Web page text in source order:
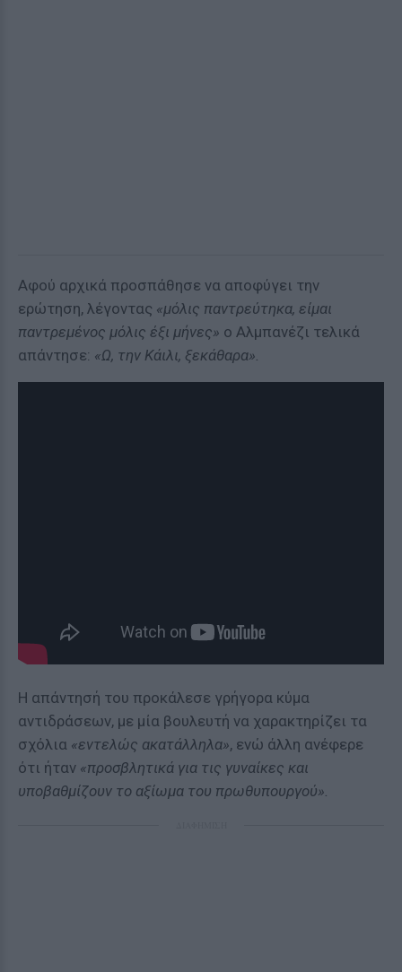
Αφού αρχικά προσπάθησε να αποφύγει την
ερώτηση, λέγοντας «μόλις παντρεύτηκα, είμαι
παντρεμένος μόλις έξι μήνες» ο Αλμπανέζι τελικά
απάντησε: «Ω, την Κάιλι, ξεκάθαρα».
Η απάντησή του προκάλεσε γρήγορα κύμα
αντιδράσεων, με μία βουλευτή να χαρακτηρίζει τα
σχόλια «εντελώς ακατάλληλα», ενώ άλλη ανέφερε
ότι ήταν «προσβλητικά για τις γυναίκες και
υποβαθμίζουν το αξίωμα του πρωθυπουργού».